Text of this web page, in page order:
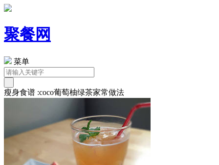
聚餐网
菜单
瘦身食谱 :coco葡萄柚绿茶家常做法